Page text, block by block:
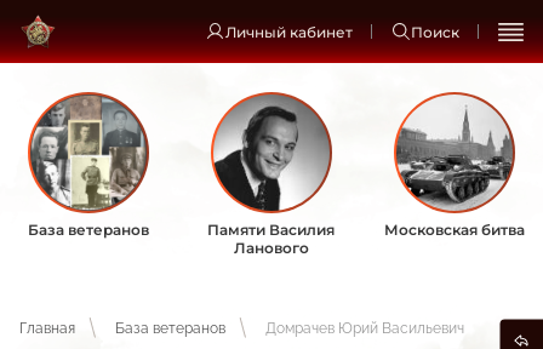
Личный кабинет Поиск
База ветеранов
Памяти Василия
Ланового
Московская битва
Главная База ветеранов Домрачев Юрий Васильевич